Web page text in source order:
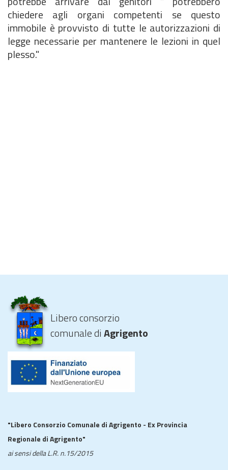
chiedere agli organi competenti se questo
immobile è provvisto di tutte le autorizzazioni di
legge necessarie per mantenere le lezioni in quel
plesso."
Libero consorzio
comunale diAgrigento
"Libero Consorzio Comunale di Agrigento - Ex Provincia
Regionale di Agrigento"
ai sensi della L.R. n.15/2015